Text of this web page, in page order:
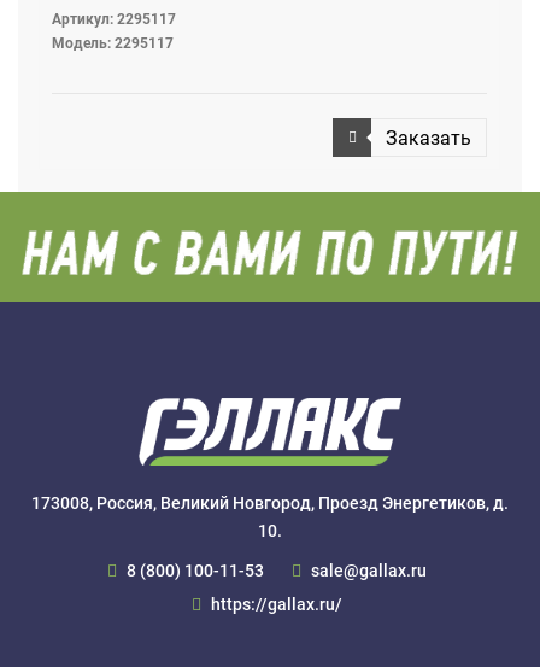
Артикул: 2295117
Модель: 2295117
Заказать
173008, Россия, Великий Новгород, Проезд Энергетиков, д.
10.
8 (800) 100-11-53
sale@gallax.ru
https://gallax.ru/